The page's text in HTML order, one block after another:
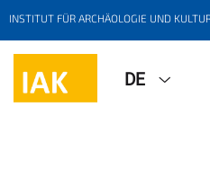
INSTITUT FÜR ARCHÄOLOGIE UND
DE